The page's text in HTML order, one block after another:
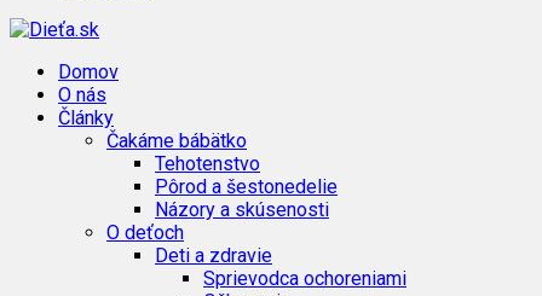
Domov
O nás
Články
Čakáme bábätko
Tehotenstvo
Pôrod a šestonedelie
Názory a skúsenosti
O deťoch
Deti a zdravie
Sprievodca ochoreniami